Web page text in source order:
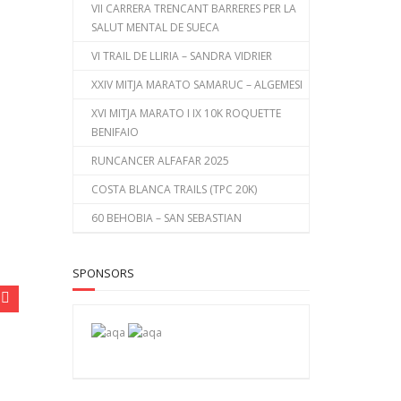
VII CARRERA TRENCANT BARRERES PER LA
SALUT MENTAL DE SUECA
VI TRAIL DE LLIRIA – SANDRA VIDRIER
XXIV MITJA MARATO SAMARUC – ALGEMESI
XVI MITJA MARATO I IX 10K ROQUETTE
BENIFAIO
RUNCANCER ALFAFAR 2025
COSTA BLANCA TRAILS (TPC 20K)
60 BEHOBIA – SAN SEBASTIAN
SPONSORS